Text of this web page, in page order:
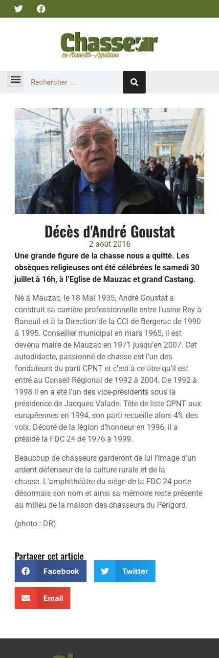
Décès d'André Goustat
2 août 2016
Une grande figure de la chasse nous a quitté. Les
obsèques religieuses ont été célébrées le samedi 30
juillet à 16h, à l’Eglise de Mauzac et grand Castang.
Né à Mauzac, le 18 Mai 1935, André Goustat a
construit sa carrière professionnelle entre l’usine Rey à
Baneuil et à la Direction de la CCI de Bergerac de 1990
à 1995. Conseiller municipal en mars 1965, il est
devenu maire de Mauzac en 1971 jusqu’en 2007. Cet
autodidacte, passionné de chasse est l’un des
fondateurs du parti CPNT et c’est à ce titre qu’il est
entré au Conseil Régional de 1992 à 2004. De 1992 à
1998 il en a été l’un des vice-présidents sous la
présidence de Jacques Valade. Tête de liste CPNT aux
européennes en 1994, son parti recueille alors 4% des
voix. Décoré de la légion d’honneur en 1996, il a
présidé la FDC 24 de 1976 à 1999.
Beaucoup de chasseurs garderont de lui l’image d’un
ardent défenseur de la culture rurale et de la
chasse. L’amphithéâtre du siège de la FDC 24 porte
désormais son nom et ainsi sa mémoire reste présente
au milieu de la maison des chasseurs du Périgord.
(photo : DR)
Partager cet article
Facebook Twitter
Email